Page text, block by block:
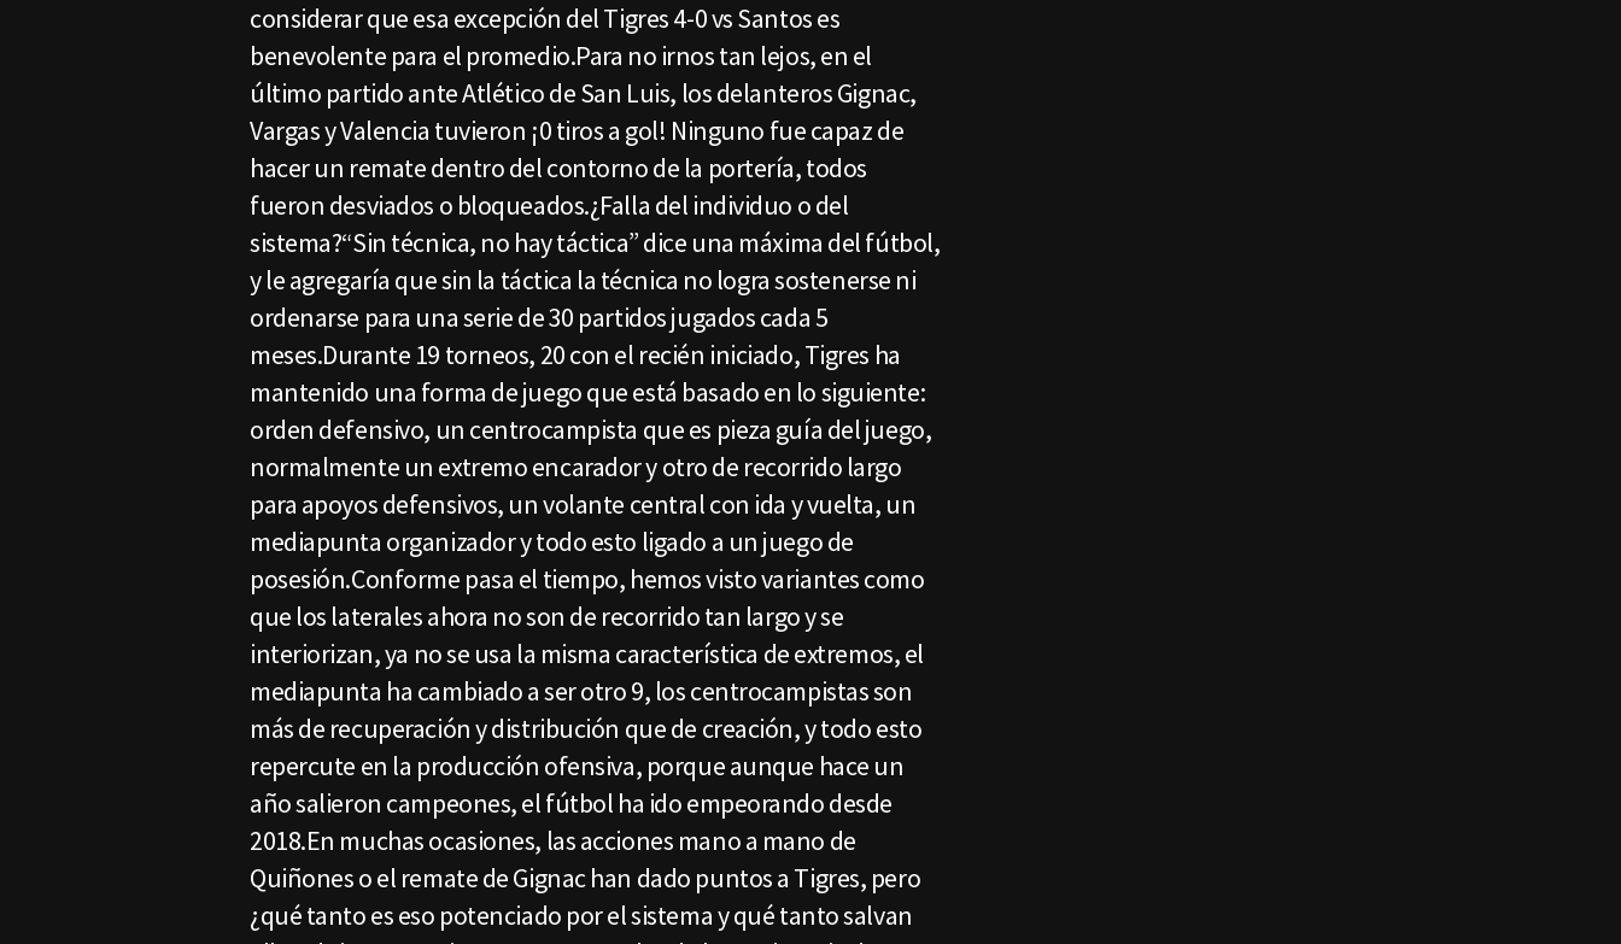
considerar que esa excepción del Tigres 4-0 vs Santos es
benevolente para el promedio.Para no irnos tan lejos, en el
último partido ante Atlético de San Luis, los delanteros Gignac,
Vargas y Valencia tuvieron ¡0 tiros a gol! Ninguno fue capaz de
hacer un remate dentro del contorno de la portería, todos
fueron desviados o bloqueados.¿Falla del individuo o del
sistema?“Sin técnica, no hay táctica” dice una máxima del fútbol,
y le agregaría que sin la táctica la técnica no logra sostenerse ni
ordenarse para una serie de 30 partidos jugados cada 5
meses.Durante 19 torneos, 20 con el recién iniciado, Tigres ha
mantenido una forma de juego que está basado en lo siguiente:
orden defensivo, un centrocampista que es pieza guía del juego,
normalmente un extremo encarador y otro de recorrido largo
para apoyos defensivos, un volante central con ida y vuelta, un
mediapunta organizador y todo esto ligado a un juego de
posesión.Conforme pasa el tiempo, hemos visto variantes como
que los laterales ahora no son de recorrido tan largo y se
interiorizan, ya no se usa la misma característica de extremos, el
mediapunta ha cambiado a ser otro 9, los centrocampistas son
más de recuperación y distribución que de creación, y todo esto
repercute en la producción ofensiva, porque aunque hace un
año salieron campeones, el fútbol ha ido empeorando desde
2018.En muchas ocasiones, las acciones mano a mano de
Quiñones o el remate de Gignac han dado puntos a Tigres, pero
¿qué tanto es eso potenciado por el sistema y qué tanto salvan